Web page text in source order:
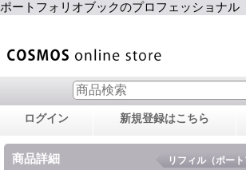
ポートフォリオブックのプロフェッショナル
ログイン 新規登録はこちら
商品詳細 リフィル（ポー